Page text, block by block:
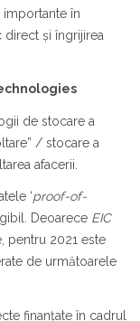
în
și îngrijirea
de stocare a
/ stocare a
afacerii.
‘proof-of-
Deoarece EIC
pentru 2021 este
de următoarele
finanțate în cadrul